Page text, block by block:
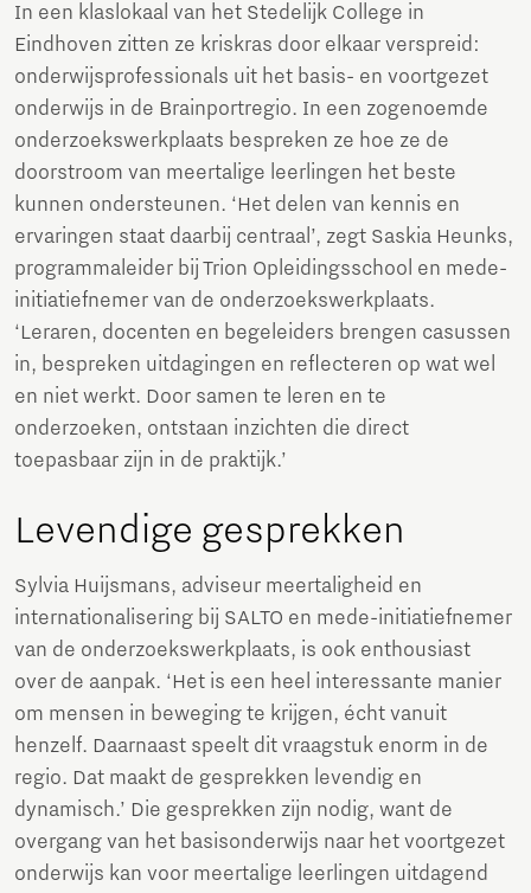
In een klaslokaal van het Stedelijk College in
Eindhoven zitten ze kriskras door elkaar verspreid:
onderwijsprofessionals uit het basis- en voortgezet
onderwijs in de Brainportregio. In een zogenoemde
onderzoekswerkplaats bespreken ze hoe ze de
doorstroom van meertalige leerlingen het beste
kunnen ondersteunen. ‘Het delen van kennis en
ervaringen staat daarbij centraal’, zegt Saskia Heunks,
programmaleider bij Trion Opleidingsschool en mede-
initiatiefnemer van de onderzoekswerkplaats.
‘Leraren, docenten en begeleiders brengen casussen
in, bespreken uitdagingen en reflecteren op wat wel
en niet werkt. Door samen te leren en te
onderzoeken, ontstaan inzichten die direct
toepasbaar zijn in de praktijk.’
Levendige gesprekken
Sylvia Huijsmans, adviseur meertaligheid en
internationalisering bij SALTO en mede-initiatiefnemer
van de onderzoekswerkplaats, is ook enthousiast
over de aanpak. ‘Het is een heel interessante manier
om mensen in beweging te krijgen, écht vanuit
henzelf. Daarnaast speelt dit vraagstuk enorm in de
regio. Dat maakt de gesprekken levendig en
dynamisch.’ Die gesprekken zijn nodig, want de
overgang van het basisonderwijs naar het voortgezet
onderwijs kan voor meertalige leerlingen uitdagend